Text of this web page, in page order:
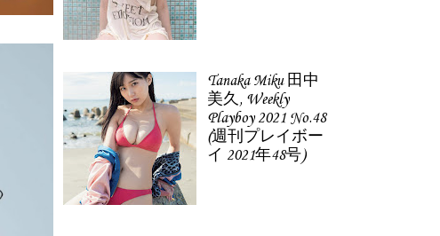
Tanaka Miku 田中
美久, Weekly
Playboy 2021 No.48
(週刊プレイボー
イ 2021年48号)